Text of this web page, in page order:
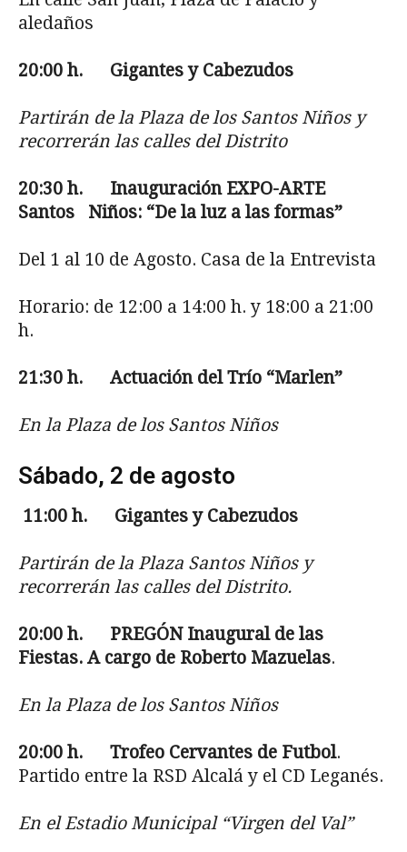
aledaños
20:00 h. Gigantes y Cabezudos
Partirán de la Plaza de los Santos Niños y
recorrerán las calles del Distrito
20:30 h. Inauguración EXPO-ARTE
Santos Niños: “De la luz a las formas”
Del 1 al 10 de Agosto. Casa de la Entrevista
Horario: de 12:00 a 14:00 h. y 18:00 a 21:00
h.
21:30 h. Actuación del Trío “Marlen”
En la Plaza de los Santos Niños
Sábado, 2 de agosto
11:00 h. Gigantes y Cabezudos
Partirán de la Plaza Santos Niños y
recorrerán las calles del Distrito.
20:00 h. PREGÓN Inaugural de las
Fiestas. A cargo de Roberto Mazuelas.
En la Plaza de los Santos Niños
20:00 h. Trofeo Cervantes de Futbol.
Partido entre la RSD Alcalá y el CD Leganés.
En el Estadio Municipal “Virgen del Val”